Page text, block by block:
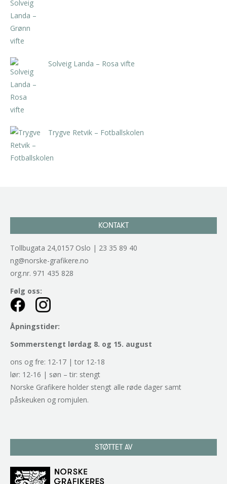
Solveig Landa – Rosa vifte
Trygve Retvik – Fotballskolen
KONTAKT
Tollbugata 24,0157 Oslo | 23 35 89 40
ng@norske-grafikere.no
org.nr. 971 435 828
Følg oss:
Åpningstider:
Sommerstengt lørdag 8. og 15. august
ons og fre: 12-17 | tor 12-18
lør: 12-16 | søn – tir: stengt
Norske Grafikere holder stengt alle røde dager samt
påskeuken og romjulen.
STØTTET AV